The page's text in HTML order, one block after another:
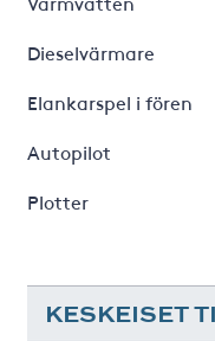
Dieselvärmare
Elankarspel i fören
Autopilot
Plotter
KESKEISET